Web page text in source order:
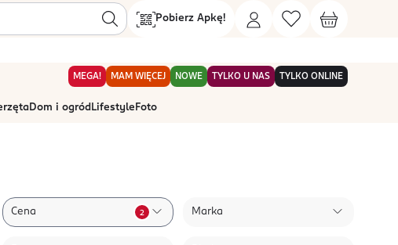
Pobierz Apkę!
MEGA! MAM WIĘCEJ NOWE TYLKO U NAS TYLKO ONLINE
Dom i ogród Lifestyle Foto
Cena 2 Marka